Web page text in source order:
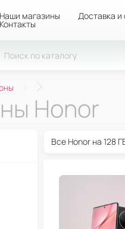
Наши магазины Доставка и
Контакты
Honor
Все Honor на 128